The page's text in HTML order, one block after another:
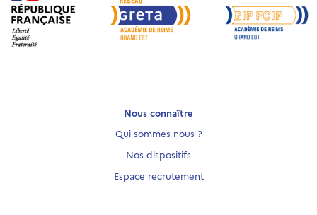
Nous connaître
Qui sommes nous ?
Nos dispositifs
Espace recrutement